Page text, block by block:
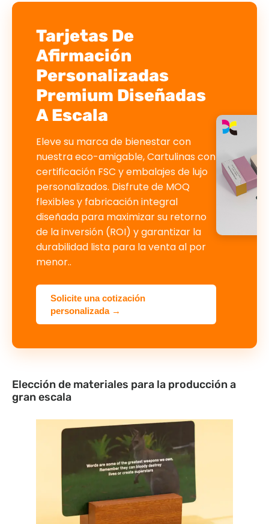
Tarjetas De
Afirmación
Personalizadas
Premium Diseñadas
A Escala
Eleve su marca de bienestar con
nuestra eco-amigable, Cartulinas con
certificación FSC y embalajes de lujo
personalizados. Disfrute de MOQ
flexibles y fabricación integral
diseñada para maximizar su retorno
de la inversión (ROI) y garantizar la
durabilidad lista para la venta al por
menor..
Solicite una cotización
personalizada →
Elección de materiales para la producción a
gran escala